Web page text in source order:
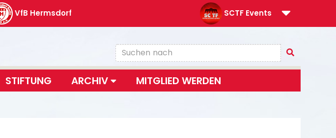
VfB Hermsdorf SCTF Events
STIFTUNG ARCHIV MITGLIED WERDEN